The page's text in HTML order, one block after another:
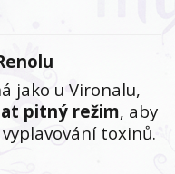
jako u Vironalu,
pitný režim, aby
toxinů.